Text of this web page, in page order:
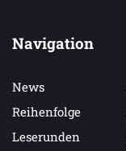
Navigation
News
Reihenfolge
Leserunden